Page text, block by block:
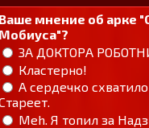
мнение об арке
Мобиуса"?
ЗА ДОКТОРА
Кластерно!
А сердечко
Meh. Я топил за